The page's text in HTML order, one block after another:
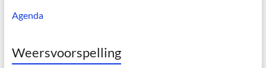
Agenda
Weersvoorspelling